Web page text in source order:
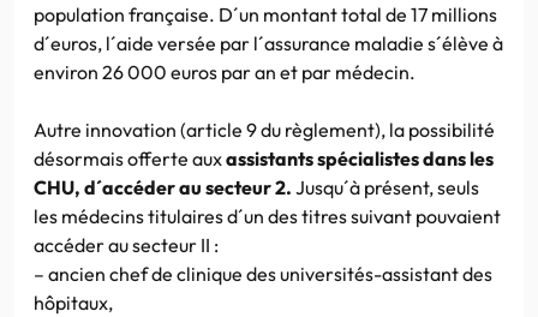
population française. D´un montant total de 17 millions
d´euros, l´aide versée par l´assurance maladie s´élève à
environ 26 000 euros par an et par médecin.
Autre innovation (article 9 du règlement), la possibilité
désormais offerte auxassistants spécialistes dans les
CHU, d´accéder au secteur 2. Jusqu´à présent, seuls
les médecins titulaires d´un des titres suivant pouvaient
accéder au secteur II :
– ancien chef de clinique des universités-assistant des
hôpitaux,